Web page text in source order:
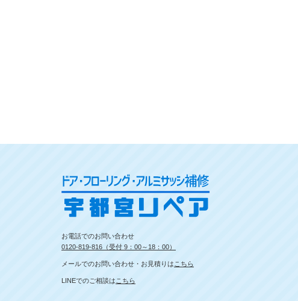
お電話でのお問い合わせ
0120-819-816（受付 9：00～18：00）
メールでのお問い合わせ・お見積りは こちら
LINEでのご相談は こちら